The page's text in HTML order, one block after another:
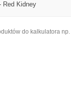
Red Kidney
do kalkulatora